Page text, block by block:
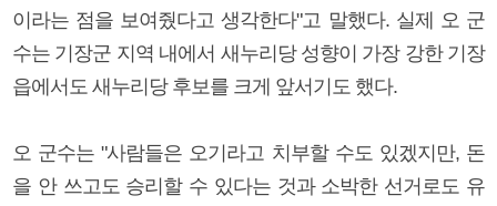
이라는 점을 보여줬다고 생각한다"고 말했다. 실제 오 군
수는 기장군 지역 내에서 새누리당 성향이 가장 강한 기장
읍에서도 새누리당 후보를 크게 앞서기도 했다.
오 군수는 "사람들은 오기라고 치부할 수도 있겠지만, 돈
을 안 쓰고도 승리할 수 있다는 것과 소박한 선거로도 유